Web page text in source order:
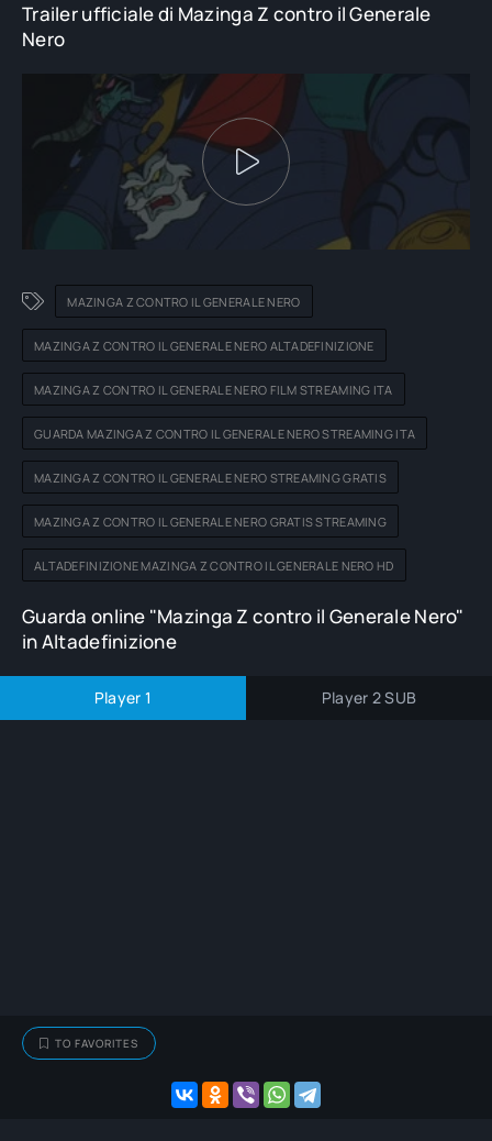
fratellino Shiro rimane gravemente ferito e solo una
trasfusione di sangue di Koji riesce a salvargli la vita. Quando i
Mazinga Z che Koji non sono ancora in condizioni di
combattere e l'esito dello scontro appare ormai scontato.
Trailer ufficiale di Mazinga Z contro il Generale
Nero
MAZINGA Z CONTRO IL GENERALE NERO
MAZINGA Z CONTRO IL GENERALE NERO ALTADEFINIZIONE
MAZINGA Z CONTRO IL GENERALE NERO FILM STREAMING ITA
GUARDA MAZINGA Z CONTRO IL GENERALE NERO STREAMING ITA
MAZINGA Z CONTRO IL GENERALE NERO STREAMING GRATIS
MAZINGA Z CONTRO IL GENERALE NERO GRATIS STREAMING
ALTADEFINIZIONE MAZINGA Z CONTRO IL GENERALE NERO HD
Guarda online "Mazinga Z contro il Generale Nero"
in Altadefinizione
Player 1 Player 2 SUB
TO FAVORITES